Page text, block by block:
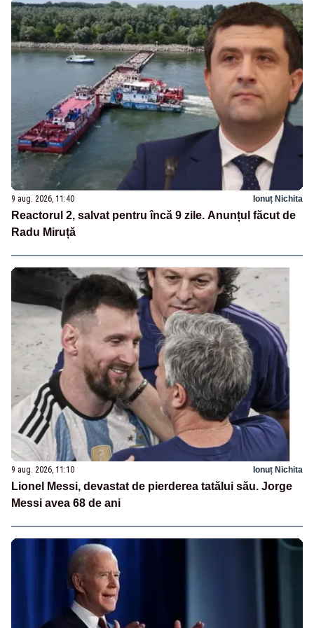
9 aug. 2026, 11:40 Ionuț Nichita
Reactorul 2, salvat pentru încă 9 zile. Anunțul făcut de
Radu Miruță
9 aug. 2026, 11:10 Ionuț Nichita
Lionel Messi, devastat de pierderea tatălui său. Jorge
Messi avea 68 de ani